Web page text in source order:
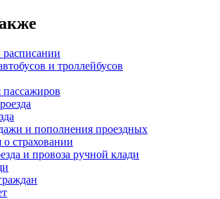
и троллейбусов
и пополнения проездных
страховании
и провоза ручной клади